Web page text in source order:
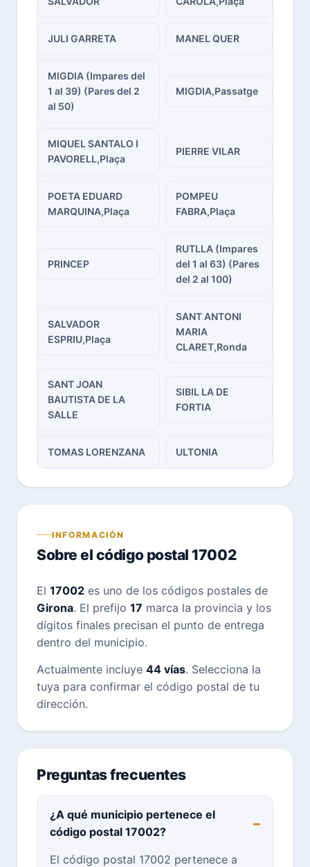
JULI GARRETA MANEL QUER
MIGDIA (Impares del
1 al 39) (Pares del 2
al 50)
MIGDIA,Passatge
MIQUEL SANTALO I
PAVORELL,Plaça
PIERRE VILAR
POETA EDUARD
MARQUINA,Plaça
POMPEU
FABRA,Plaça
PRINCEP
RUTLLA (Impares
del 1 al 63) (Pares
del 2 al 100)
SALVADOR
ESPRIU,Plaça
SANT ANTONI
MARIA
CLARET,Ronda
SANT JOAN
BAUTISTA DE LA
SALLE
SIBIL LA DE
FORTIA
TOMAS LORENZANA ULTONIA
INFORMACIÓN
Sobre el código postal 17002
El 17002 es uno de los códigos postales de
Girona. El prefijo 17 marca la provincia y los
dígitos finales precisan el punto de entrega
dentro del municipio.
Actualmente incluye 44 vías. Selecciona la
tuya para confirmar el código postal de tu
dirección.
Preguntas frecuentes
¿A qué municipio pertenece el
código postal 17002?
El código postal 17002 pertenece a